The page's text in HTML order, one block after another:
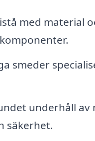
med material
smeder
underhåll
säkerhet.